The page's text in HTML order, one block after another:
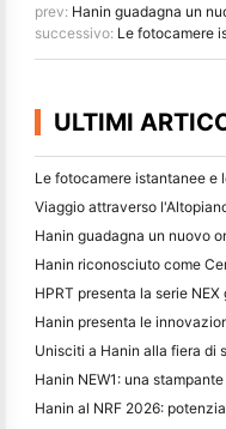
prev: Hanin guadagna un nuovo onore a livello
successivo: Le fotocamere istantanee e le
ULTIMI
Unisciti a Hanin alla fiera di